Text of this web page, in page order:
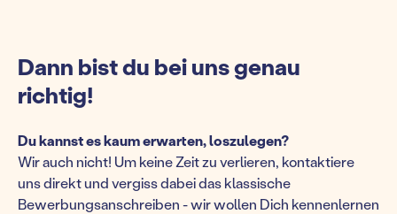
Dann bist du bei uns genau
richtig!
Du kannst es kaum erwarten, loszulegen?
Wir auch nicht! Um keine Zeit zu verlieren, kontaktiere
uns direkt und vergiss dabei das klassische
Bewerbungsanschreiben - wir wollen Dich kennenlernen